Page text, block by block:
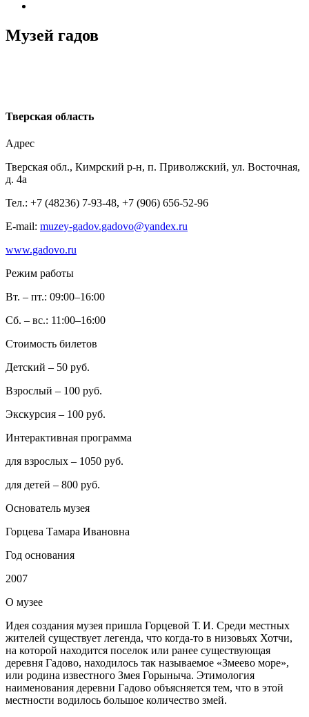
Музей гадов
Тверская область
Адрес
Тверская обл., Кимрский р-н, п. Приволжский, ул. Восточная,
д. 4а
Тел.: +7 (48236) 7-93-48, +7 (906) 656-52-96
E-mail: muzey-gadov.gadovo@yandex.ru
www.gadovo.ru
Режим работы
Вт. – пт.: 09:00–16:00
Сб. – вс.: 11:00–16:00
Стоимость билетов
Детский – 50 руб.
Взрослый – 100 руб.
Экскурсия – 100 руб.
Интерактивная программа
для взрослых – 1050 руб.
для детей – 800 руб.
Основатель музея
Горцева Тамара Ивановна
Год основания
2007
О музее
Идея создания музея пришла Горцевой Т. И. Среди местных
жителей существует легенда, что когда-то в низовьях Хотчи,
на которой находится поселок или ранее существующая
деревня Гадово, находилось так называемое «Змеево море»,
или родина известного Змея Горыныча. Этимология
наименования деревни Гадово объясняется тем, что в этой
местности водилось большое количество змей.